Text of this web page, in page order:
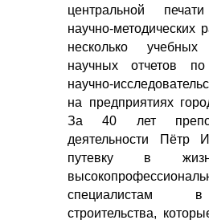
центральной
научно-методических
несколько
научных отчетов
научно-
на предприятиях
За 40 лет
деятельности Пётр
путевку в
специалистам
строительства,